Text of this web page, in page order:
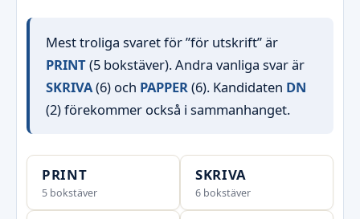
Mest troliga svaret för ”för utskrift” är
PRINT(5 bokstäver). Andra vanliga svar är
SKRIVA(6) och PAPPER (6). Kandidaten DN
(2) förekommer också i sammanhanget.
PRINT
5 bokstäver
SKRIVA
6 bokstäver